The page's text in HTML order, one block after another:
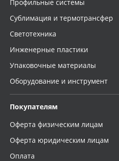
Профильные системы
Сублимация и термотрансфер
Светотехника
Инженерные пластики
Упаковочные материалы
Оборудование и инструмент
Покупателям
Оферта физическим лицам
Оферта юридическим лицам
Оплата